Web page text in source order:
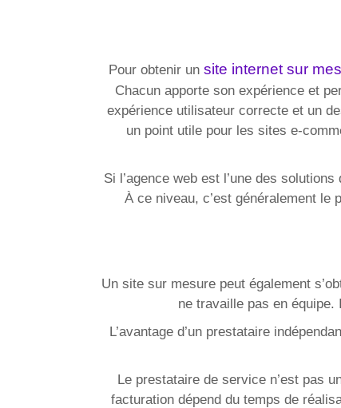
Pour obtenir un site internet sur
Chacun apporte son expérience et
expérience utilisateur correcte et un
un point utile pour les sites e-
Si l’agence web est l’une des
À ce niveau, c’est généralement
Un site sur mesure peut également
ne travaille pas en équipe.
L’avantage d’un prestataire
Le prestataire de service n’est pas
facturation dépend du temps de